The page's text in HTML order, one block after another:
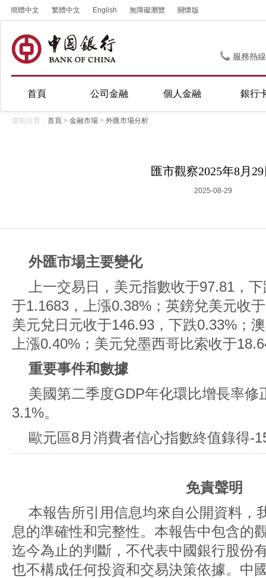
簡體中文 繁體中文 English 無障礙瀏覽 關懷版
服務熱
首頁 公司金融 個人金融 銀行
當前位置： 首頁 > 金融市場 > 外匯市場分析
匯市觀察2025年8月
2025-08-29
外匯市場主要變化
上一交易日，美元指數收于97.81，
于1.1683，上漲0.38%；英鎊兌美元收
美元兌日元收于146.93，下跌0.33%；
上漲0.40%；美元兌墨西哥比索收于
重要事件和數據
美國第二季度GDP年化環比增長率修
3.1%。
歐元區8月消費者信心指數終值錄得-
免責聲明
本報告所引用信息均來自公開資料，
息的準確性和完整性。本報告中包含的
迄今為止的判斷，不代表中國銀行股份
也不構成任何投資和交易決策依據。中